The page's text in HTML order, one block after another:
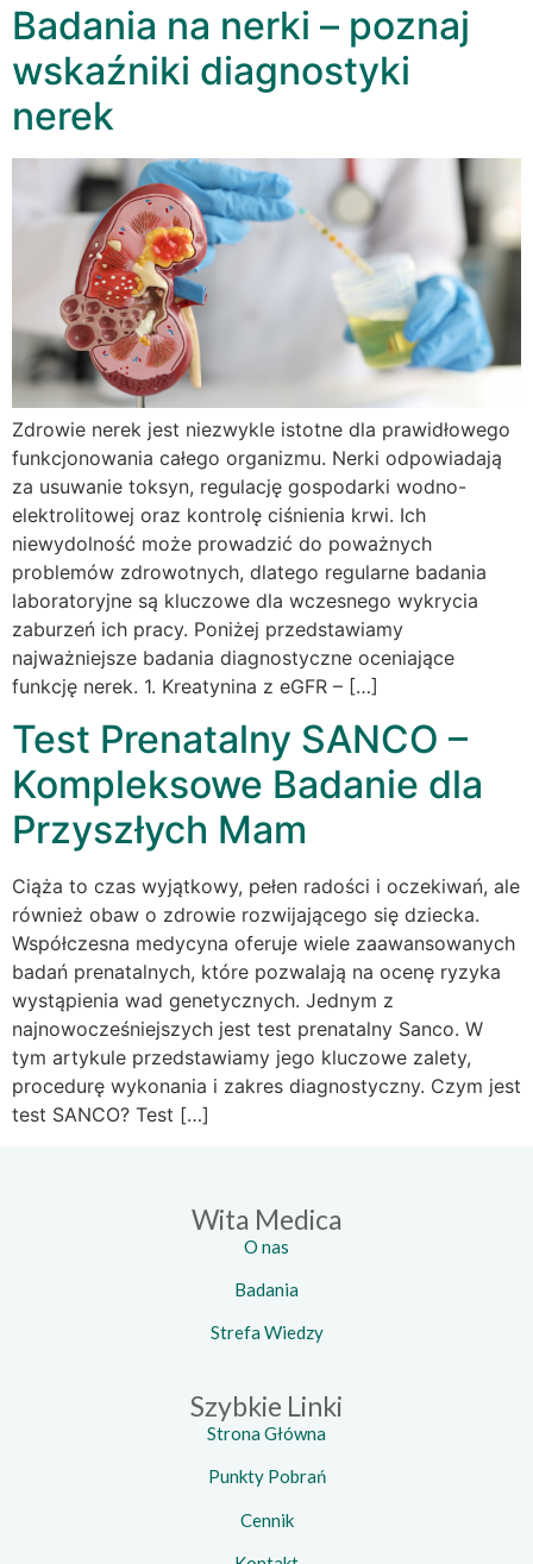
Badania na nerki – poznaj
wskaźniki diagnostyki
nerek
Zdrowie nerek jest niezwykle istotne dla prawidłowego
funkcjonowania całego organizmu. Nerki odpowiadają
za usuwanie toksyn, regulację gospodarki wodno-
elektrolitowej oraz kontrolę ciśnienia krwi. Ich
niewydolność może prowadzić do poważnych
problemów zdrowotnych, dlatego regularne badania
laboratoryjne są kluczowe dla wczesnego wykrycia
zaburzeń ich pracy. Poniżej przedstawiamy
najważniejsze badania diagnostyczne oceniające
funkcję nerek. 1. Kreatynina z eGFR – […]
Test Prenatalny SANCO –
Kompleksowe Badanie dla
Przyszłych Mam
Ciąża to czas wyjątkowy, pełen radości i oczekiwań, ale
również obaw o zdrowie rozwijającego się dziecka.
Współczesna medycyna oferuje wiele zaawansowanych
badań prenatalnych, które pozwalają na ocenę ryzyka
wystąpienia wad genetycznych. Jednym z
najnowocześniejszych jest test prenatalny Sanco. W
tym artykule przedstawiamy jego kluczowe zalety,
procedurę wykonania i zakres diagnostyczny. Czym jest
test SANCO? Test […]
Wita Medica
O nas
Badania
Strefa Wiedzy
Szybkie Linki
Strona Główna
Punkty Pobrań
Cennik